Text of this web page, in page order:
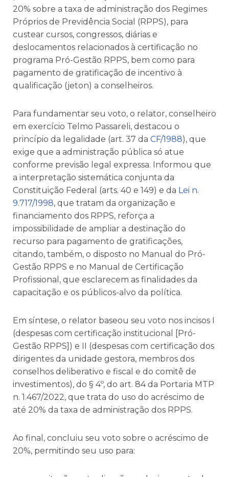
20% sobre a taxa de administração dos Regimes
Próprios de Previdência Social (RPPS), para
custear cursos, congressos, diárias e
deslocamentos relacionados à certificação no
programa Pró-Gestão RPPS, bem como para
pagamento de gratificação de incentivo à
qualificação (jeton) a conselheiros.
Para fundamentar seu voto, o relator, conselheiro
em exercício Telmo Passareli, destacou o
princípio da legalidade (art. 37 da CF/1988), que
exige que a administração pública só atue
conforme previsão legal expressa. Informou que
a interpretação sistemática conjunta da
Constituição Federal (arts. 40 e 149) e da Lei n.
9.717/1998, que tratam da organização e
financiamento dos RPPS, reforça a
impossibilidade de ampliar a destinação do
recurso para pagamento de gratificações,
citando, também, o disposto no Manual do Pró-
Gestão RPPS e no Manual de Certificação
Profissional, que esclarecem as finalidades da
capacitação e os públicos-alvo da política.
Em síntese, o relator baseou seu voto nos incisos I
(despesas com certificação institucional [Pró-
Gestão RPPS]) e II (despesas com certificação dos
dirigentes da unidade gestora, membros dos
conselhos deliberativo e fiscal e do comitê de
investimentos), do § 4º, do art. 84 da Portaria MTP
n. 1.467/2022, que trata do uso do acréscimo de
até 20% da taxa de administração dos RPPS.
Ao final, concluiu seu voto sobre o acréscimo de
20%, permitindo seu uso para: